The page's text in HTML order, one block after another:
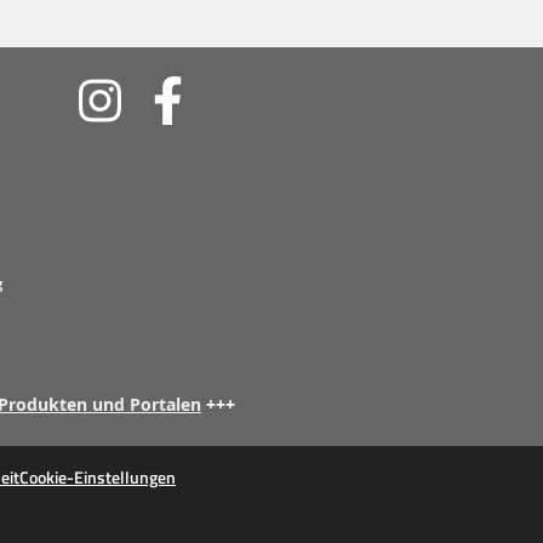
Soziale
Medien
und Portalen +++
Cookie-Einstellungen